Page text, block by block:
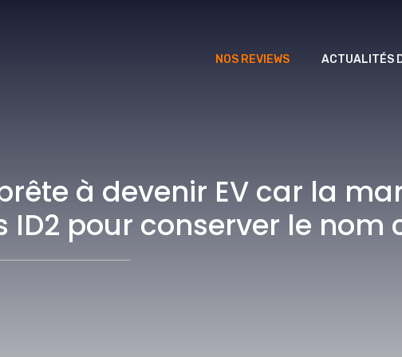
NOS REVIEWS ACTUALITÉS
à devenir EV car la
ID2 pour conserver le nom